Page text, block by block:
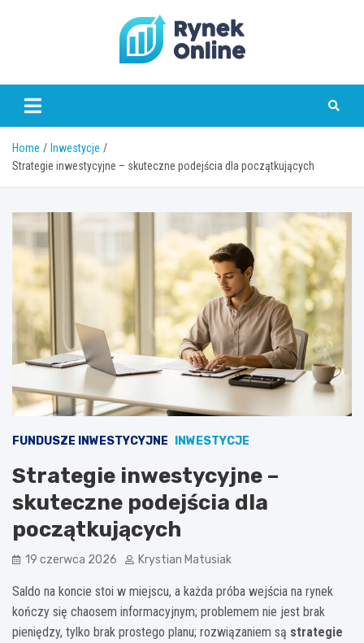
www.rynekonline.pl
Home
Inwestycje
Strategie inwestycyjne – skuteczne podejścia dla początkujących
FUNDUSZE INWESTYCYJNE INWESTYCJE
Strategie inwestycyjne –
skuteczne podejścia dla
początkujących
19 czerwca 2026 Krystian Matusiak
Saldo na koncie stoi w miejscu, a każda próba wejścia na rynek
kończy się chaosem informacyjnym; problemem nie jest brak
pieniędzy, tylko brak prostego planu; rozwiązaniem są strategie